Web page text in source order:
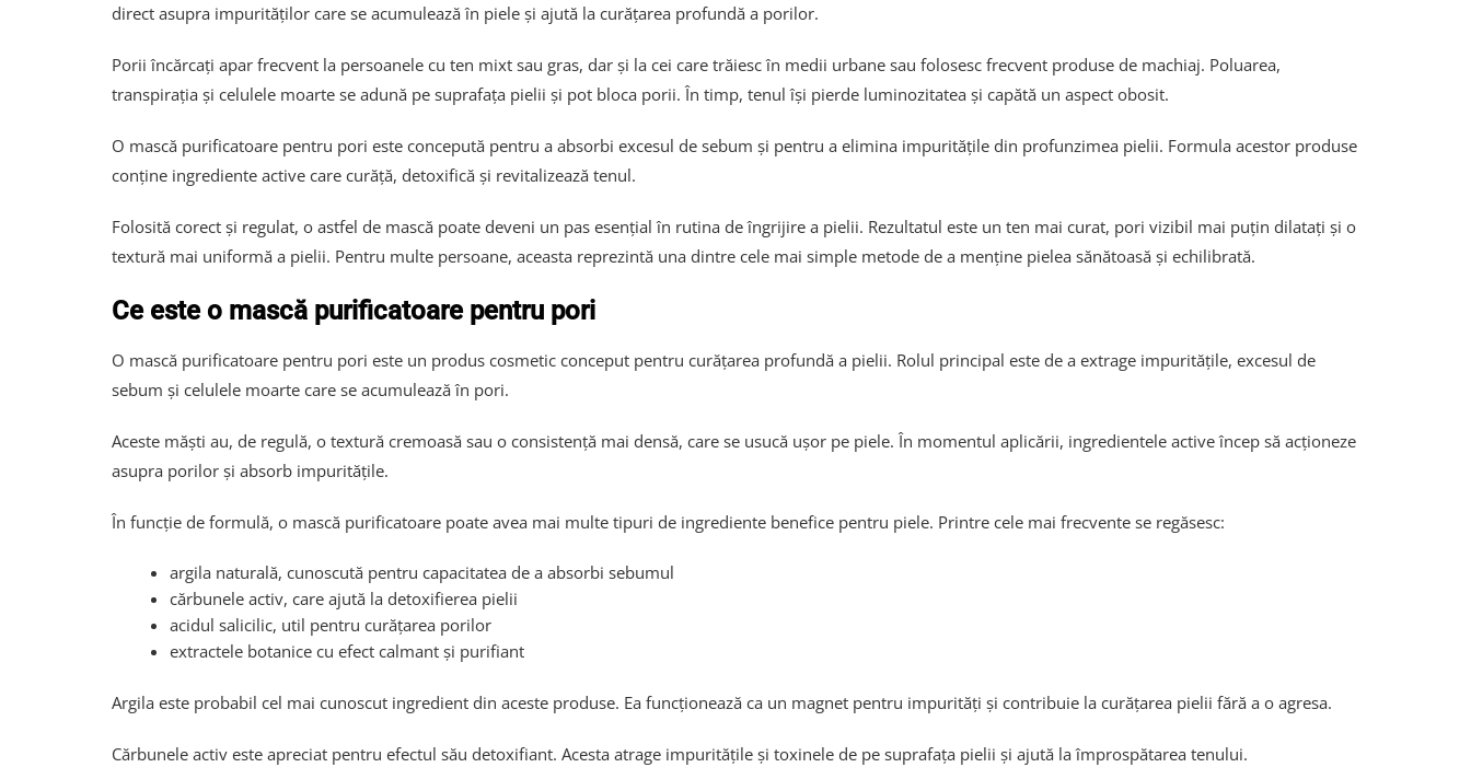
direct asupra impurităților care se acumulează în piele și ajută la curățarea profundă a porilor.
Porii încărcați apar frecvent la persoanele cu ten mixt sau gras, dar și la cei care trăiesc în medii urbane sau folosesc frecvent produse de machiaj. Poluarea,
transpirația și celulele moarte se adună pe suprafața pielii și pot bloca porii. În timp, tenul își pierde luminozitatea și capătă un aspect obosit.
O mască purificatoare pentru pori este concepută pentru a absorbi excesul de sebum și pentru a elimina impuritățile din profunzimea pielii. Formula acestor produse
conține ingrediente active care curăță, detoxifică și revitalizează tenul.
Folosită corect și regulat, o astfel de mască poate deveni un pas esențial în rutina de îngrijire a pielii. Rezultatul este un ten mai curat, pori vizibil mai puțin dilatați și o
textură mai uniformă a pielii. Pentru multe persoane, aceasta reprezintă una dintre cele mai simple metode de a menține pielea sănătoasă și echilibrată.
Ce este o mască purificatoare pentru pori
O mască purificatoare pentru pori este un produs cosmetic conceput pentru curățarea profundă a pielii. Rolul principal este de a extrage impuritățile, excesul de
sebum și celulele moarte care se acumulează în pori.
Aceste măști au, de regulă, o textură cremoasă sau o consistență mai densă, care se usucă ușor pe piele. În momentul aplicării, ingredientele active încep să acționeze
asupra porilor și absorb impuritățile.
În funcție de formulă, o mască purificatoare poate avea mai multe tipuri de ingrediente benefice pentru piele. Printre cele mai frecvente se regăsesc:
argila naturală, cunoscută pentru capacitatea de a absorbi sebumul
cărbunele activ, care ajută la detoxifierea pielii
acidul salicilic, util pentru curățarea porilor
extractele botanice cu efect calmant și purifiant
Argila este probabil cel mai cunoscut ingredient din aceste produse. Ea funcționează ca un magnet pentru impurități și contribuie la curățarea pielii fără a o agresa.
Cărbunele activ este apreciat pentru efectul său detoxifiant. Acesta atrage impuritățile și toxinele de pe suprafața pielii și ajută la împrospătarea tenului.